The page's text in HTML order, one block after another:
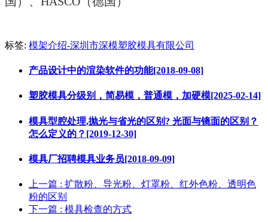
标签: 模架介绍-深圳市深模塑胶模具有限公司
产品设计中的渲染软件的功能[2018-09-08]
塑胶模具分级别，简易模，普通模，加硬模[2025-02-14]
模具型腔处理,抛光与省光的区别? 光面与镜面的区别？
怎么定义的？[2019-12-30]
模具厂招聘模具业务员[2018-09-09]
上一篇 : 扩散粉、导光粉、灯罩粉、红外色粉、透明色
粉的区别
下一篇 : 模具检查的方式